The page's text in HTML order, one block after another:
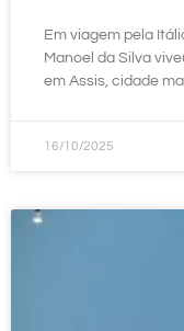
Em viagem pela
Manoel da Silva
em Assis, cidade
16/10/2025